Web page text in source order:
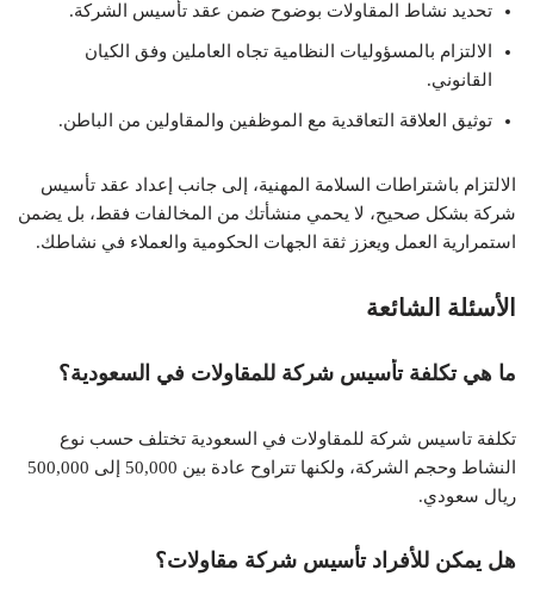
تحديد نشاط المقاولات بوضوح ضمن عقد تأسيس الشركة.
الالتزام بالمسؤوليات النظامية تجاه العاملين وفق الكيان
القانوني.
توثيق العلاقة التعاقدية مع الموظفين والمقاولين من الباطن.
الالتزام باشتراطات السلامة المهنية، إلى جانب إعداد عقد تأسيس
شركة بشكل صحيح، لا يحمي منشأتك من المخالفات فقط، بل يضمن
استمرارية العمل ويعزز ثقة الجهات الحكومية والعملاء في نشاطك.
الأسئلة الشائعة
ما هي تكلفة تأسيس شركة للمقاولات في السعودية؟
تكلفة تاسيس شركة للمقاولات في السعودية تختلف حسب نوع
النشاط وحجم الشركة، ولكنها تتراوح عادة بين 50,000 إلى 500,000
ريال سعودي.
هل يمكن للأفراد تأسيس شركة مقاولات؟